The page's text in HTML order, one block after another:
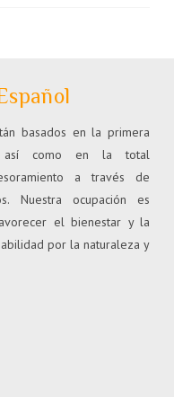
basados en la primera
así como en la total
a través de
Nuestra ocupación es
el bienestar y la
por la naturaleza y